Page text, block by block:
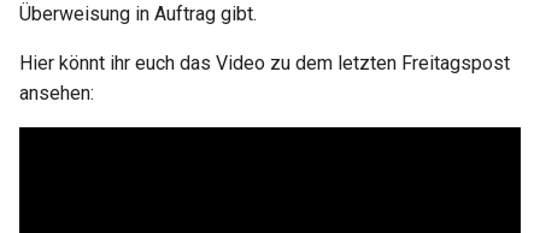
Überweisung in Auftrag gibt.
Hier könnt ihr euch das Video zu dem letzten Freitagspost
ansehen: